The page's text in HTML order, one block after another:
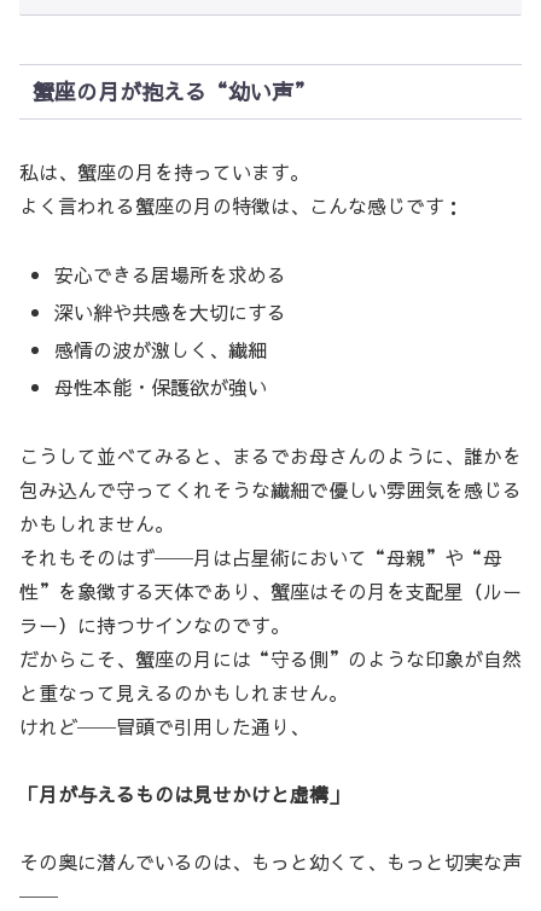
蟹座の月が抱える“幼い声”
私は、蟹座の月を持っています。
よく言われる蟹座の月の特徴は、こんな感じです：
安心できる居場所を求める
深い絆や共感を大切にする
感情の波が激しく、繊細
母性本能・保護欲が強い
こうして並べてみると、まるでお母さんのように、誰かを
包み込んで守ってくれそうな繊細で優しい雰囲気を感じる
かもしれません。
それもそのはず──月は占星術において“母親”や“母
性”を象徴する天体であり、蟹座はその月を支配星（ルー
ラー）に持つサインなのです。
だからこそ、蟹座の月には“守る側”のような印象が自然
と重なって見えるのかもしれません。
けれど──冒頭で引用した通り、
「月が与えるものは見せかけと虚構」
その奥に潜んでいるのは、もっと幼くて、もっと切実な声
──